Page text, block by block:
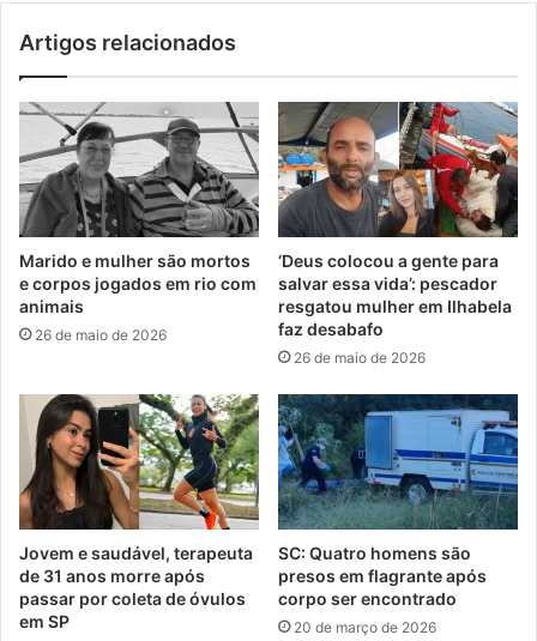
Artigos relacionados
Marido e mulher são mortos
e corpos jogados em rio com
animais
26 de maio de 2026
‘Deus colocou a gente para
salvar essa vida’: pescador
resgatou mulher em Ilhabela
faz desabafo
26 de maio de 2026
Jovem e saudável, terapeuta
de 31 anos morre após
passar por coleta de óvulos
em SP
SC: Quatro homens são
presos em flagrante após
corpo ser encontrado
20 de março de 2026